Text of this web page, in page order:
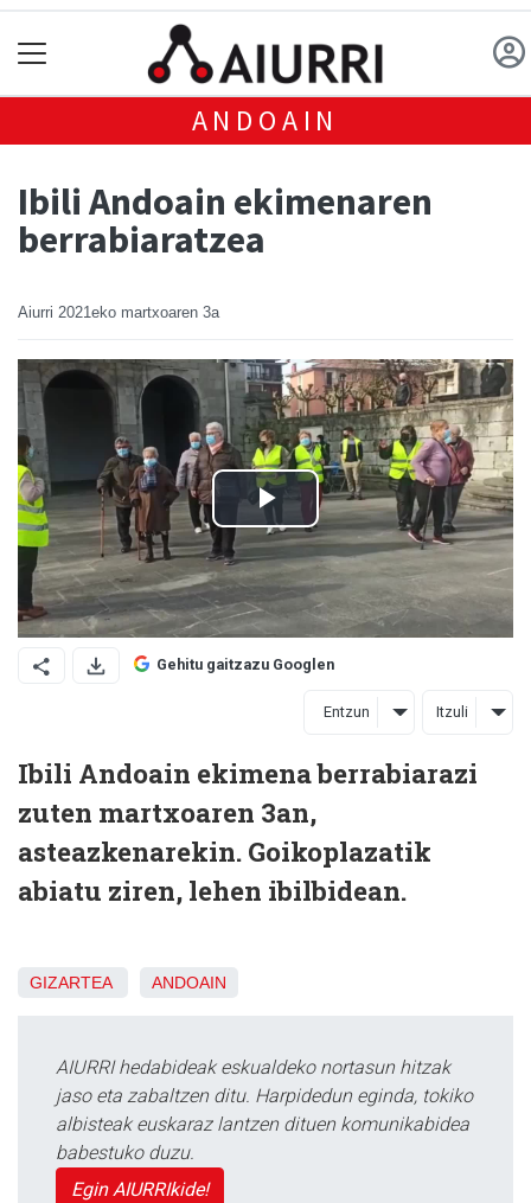
ANDOAIN
Ibili Andoain ekimenaren
berrabiaratzea
Aiurri 2021eko martxoaren 3a
Gehitu gaitzazu Googlen
Entzun Itzuli
Ibili Andoain ekimena berrabiarazi
zuten martxoaren 3an,
asteazkenarekin. Goikoplazatik
abiatu ziren, lehen ibilbidean.
GIZARTEA ANDOAIN
AIURRI hedabideak eskualdeko nortasun hitzak
jaso eta zabaltzen ditu. Harpidedun eginda, tokiko
albisteak euskaraz lantzen dituen komunikabidea
babestuko duzu.
Egin AIURRIkide!